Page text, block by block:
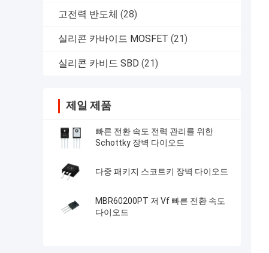
고전력 반도체 (28)
실리콘 카바이드 MOSFET (21)
실리콘 카비드 SBD (21)
제일 제품
빠른 전환 속도 전력 관리를 위한
Schottky 장벽 다이오드
다중 패키지 스코트키 장벽 다이오드
MBR60200PT 저 Vf 빠른 전환 속도
다이오드